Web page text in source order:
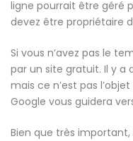
ligne pourrait être géré
devez être propriétaire
Si vous n’avez pas le
par un site gratuit. Il y a
mais ce n’est pas
Google vous guidera
Bien que très